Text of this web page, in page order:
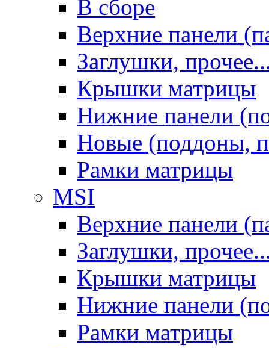
В сборе
Верхние панели
Заглушки,
Крышки матрицы
Нижние панели
Новые (поддоны,
Рамки матрицы
MSI
Верхние панели
Заглушки,
Крышки матрицы
Нижние панели
Рамки матрицы